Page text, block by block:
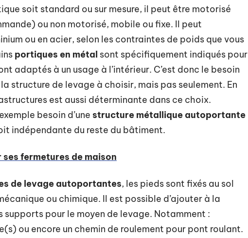
soit standard ou sur mesure, il peut être motorisé
ou non motorisé, mobile ou fixe. Il peut
ou en acier, selon les contraintes de poids que vous
portiques en métal sont spécifiquement indiqués pour
adaptés à un usage à l’intérieur. C’est donc le besoin
structure de levage à choisir, mais pas seulement. En
est aussi déterminante dans ce choix.
besoin d’une structure métallique autoportante
indépendante du reste du bâtiment.
ses fermetures de maison
de levage autoportantes, les pieds sont fixés au sol
ou chimique. Il est possible d’ajouter à la
supports pour le moyen de levage. Notamment :
ou encore un chemin de roulement pour pont roulant.